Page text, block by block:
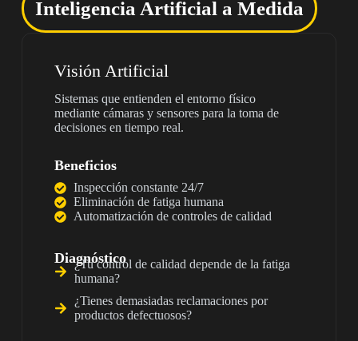
Inteligencia Artificial a Medida
Visión Artificial
Sistemas que entienden el entorno físico
mediante cámaras y sensores para la toma de
decisiones en tiempo real.
Beneficios
Inspección constante 24/7
Eliminación de fatiga humana
Automatización de controles de calidad
Diagnóstico
¿Tu control de calidad depende de la fatiga
humana?
¿Tienes demasiadas reclamaciones por
productos defectuosos?